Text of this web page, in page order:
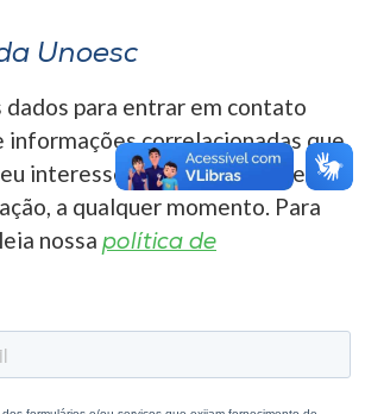
Unoesc
dados para entrar em contato
informações correlacionadas que
interesse. Você pode cancelar o
a qualquer momento. Para
nossa política de